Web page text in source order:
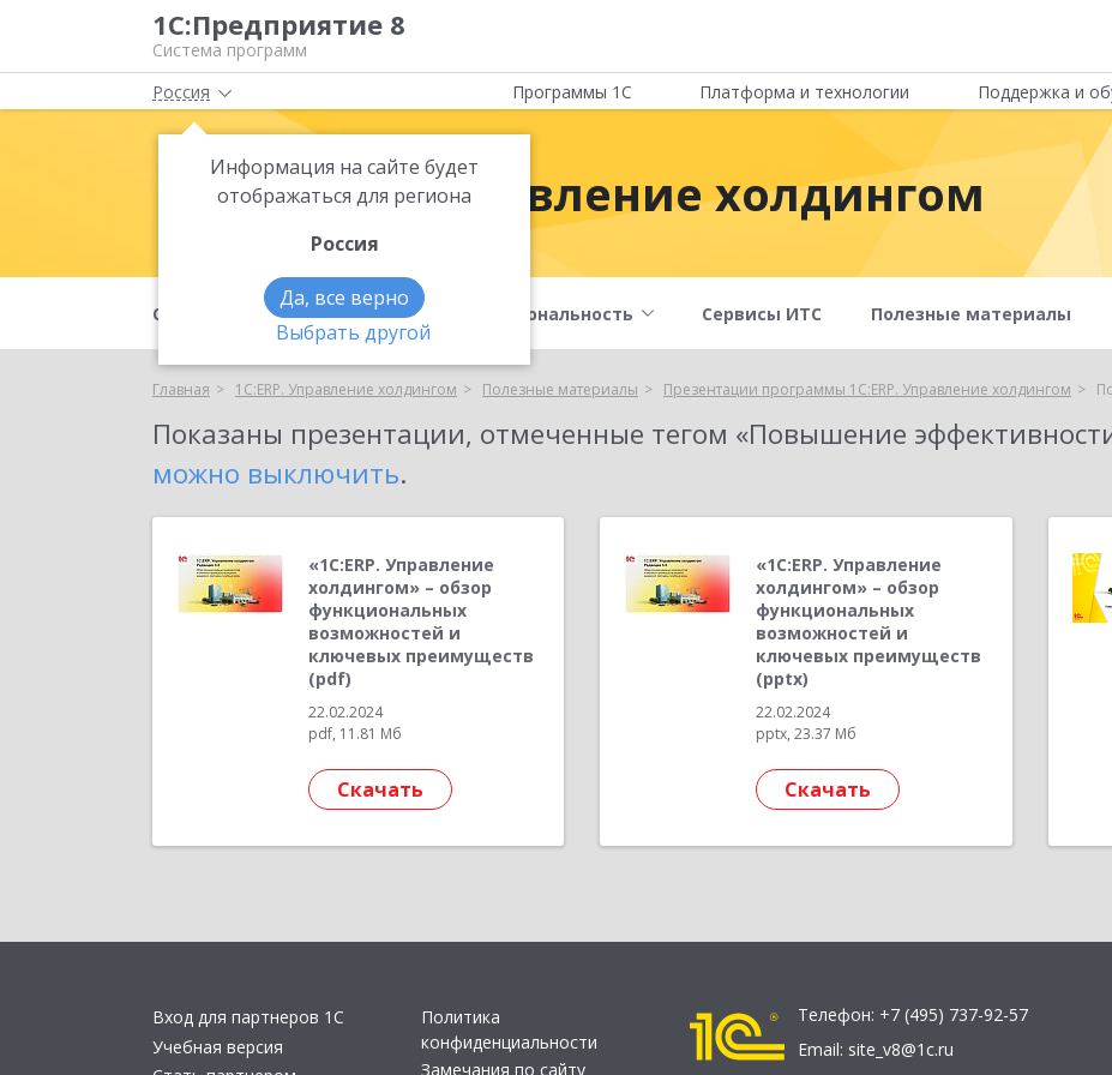
1С:Предприятие 8
Система программ
Россия
Информация на сайте будет
отображаться для региона
Россия
Да, все верно
Выбрать другой
Программы 1С Платформа и технологии Поддержка и
1С:ERP. Управление холдингом
О продукте Для кого Функциональность Сервисы ИТС Полезные материалы
Главная 1С:ERP. Управление холдингом Полезные материалы Презентации программы 1С:ERP. Управление холдингом
Показаны презентации, отмеченные тегом «Повышение
можно выключить.
«1С:ERP. Управление
холдингом» – обзор
функциональных
возможностей и
ключевых преимуществ
(pdf)
22.02.2024
pdf, 11.81 Мб
Скачать
«1С:ERP. Управление
холдингом» – обзор
функциональных
возможностей и
ключевых преимуществ
(pptx)
22.02.2024
pptx, 23.37 Мб
Скачать
Вход для партнеров 1С
Учебная версия
Политика
конфиденциальности
Замечания по сайту
Телефон: +7 (495) 737-92-57
Email: site_v8@1c.ru